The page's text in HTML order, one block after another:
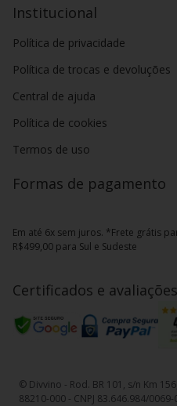
Institucional
Política de privacidade
Política de trocas e devoluções
Central de ajuda
Política de cookies
Termos de uso
Formas de pagamento
Em até 6x sem juros. *Frete grátis
R$499,00 para Sul e Sudeste
Certificados e avaliações
© Divvino - Rod. BR 101, s/n Km
88210-000 - CNPJ 83.646.984/0069-